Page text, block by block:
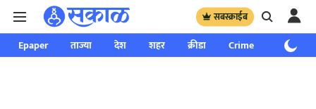
सबस्क्राईब
Epaper ताज्या देश शहर क्रीडा Crime साप्ताहिक